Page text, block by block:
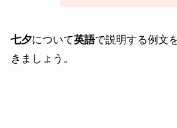
七夕について英語で説明する例文
きましょう。